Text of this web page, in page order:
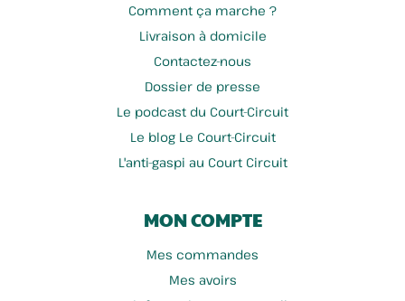
Comment ça marche ?
Livraison à domicile
Contactez-nous
Dossier de presse
Le podcast du Court-Circuit
Le blog Le Court-Circuit
L'anti-gaspi au Court Circuit
MON COMPTE
Mes commandes
Mes avoirs